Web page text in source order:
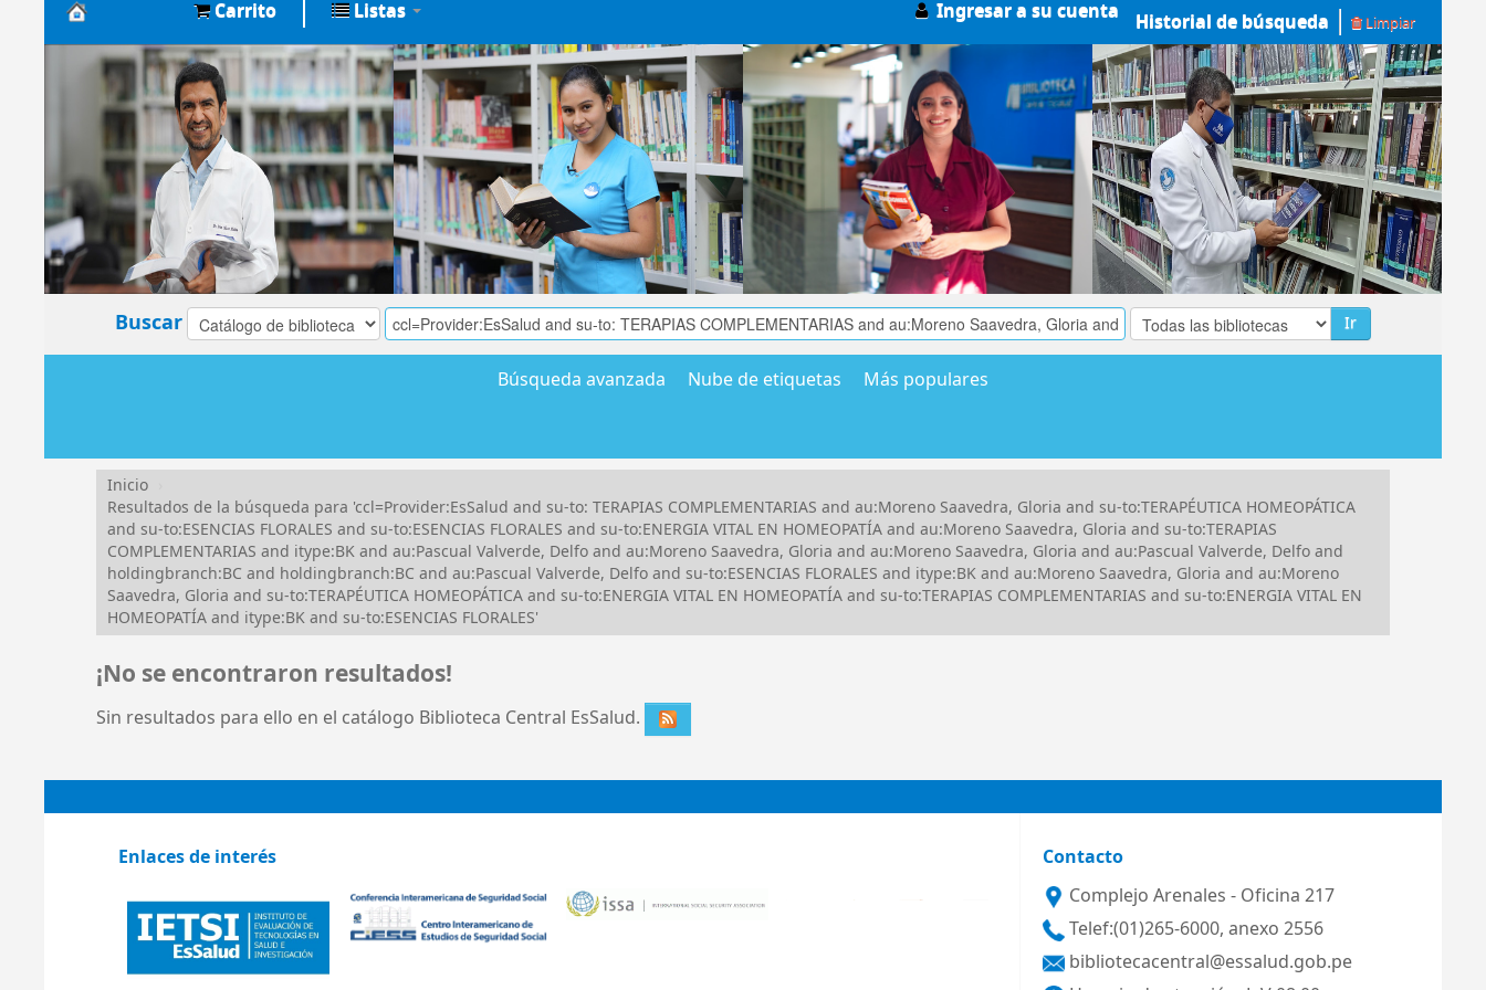
Biblioteca
Central
EsSalud
Carrito Listas Ingresar a su cuenta Historial de búsqueda Limpiar
Buscar Ir
Búsqueda avanzada Nube de etiquetas Más populares
Inicio
Resultados de la búsqueda para 'ccl=Provider:EsSalud and su-to: TERAPIAS COMPLEMENTARIAS and au:Moreno Saavedra, Gloria and su-to:TERAPÉUTICA HOMEOPÁTICA
and su-to:ESENCIAS FLORALES and su-to:ESENCIAS FLORALES and su-to:ENERGIA VITAL EN HOMEOPATÍA and au:Moreno Saavedra, Gloria and su-to:TERAPIAS
COMPLEMENTARIAS and itype:BK and au:Pascual Valverde, Delfo and au:Moreno Saavedra, Gloria and au:Moreno Saavedra, Gloria and au:Pascual Valverde, Delfo and
holdingbranch:BC and holdingbranch:BC and au:Pascual Valverde, Delfo and su-to:ESENCIAS FLORALES and itype:BK and au:Moreno Saavedra, Gloria and au:Moreno
Saavedra, Gloria and su-to:TERAPÉUTICA HOMEOPÁTICA and su-to:ENERGIA VITAL EN HOMEOPATÍA and su-to:TERAPIAS COMPLEMENTARIAS and su-to:ENERGIA VITAL EN
HOMEOPATÍA and itype:BK and su-to:ESENCIAS FLORALES'
¡No se encontraron resultados!
Sin resultados para ello en el catálogo Biblioteca Central EsSalud.
Enlaces de interés
Contacto
Complejo Arenales - Oficina 217
Telef:(01)265-6000, anexo 2556
bibliotecacentral@essalud.gob.pe